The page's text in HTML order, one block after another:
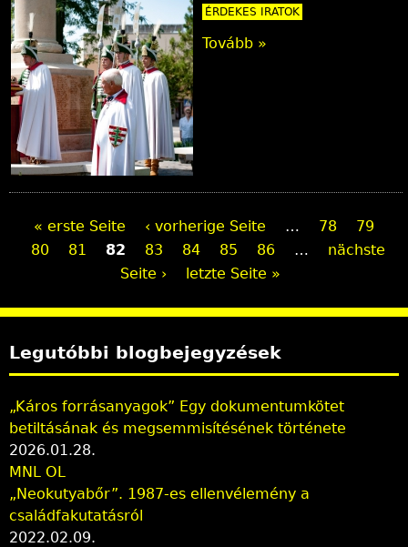
ÉRDEKES IRATOK
Tovább »
e
n
« erste Seite ‹ vorherige Seite … 78
79
80
81 82 83 84 85 86 …
nächste
Seite ›
letzte Seite »
Legutóbbi blogbejegyzések
„Káros forrásanyagok” Egy dokumentumkötet
betiltásának és megsemmisítésének története
2026.01.28.
MNL OL
„Neokutyabőr”. 1987-es ellenvélemény a
családfakutatásról
2022.02.09.